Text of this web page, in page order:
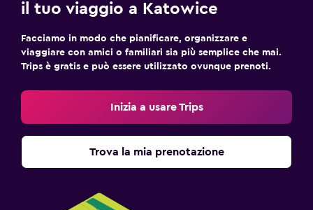
il tuo viaggio a Katowice
Facciamo in modo che pianificare, organizzare e
viaggiare con amici o familiari sia più semplice che mai.
Trips è gratis e può essere utilizzato ovunque prenoti.
Inizia a usare Trips
Trova la mia prenotazione